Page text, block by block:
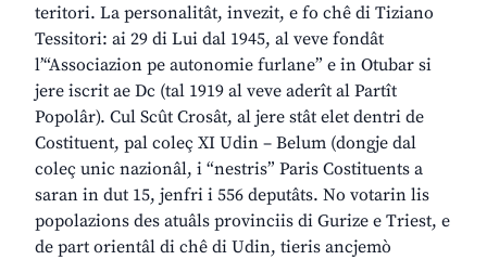
teritori. La personalitât, invezit, e fo chê di Tiziano
Tessitori: ai 29 di Lui dal 1945, al veve fondât
l’“Associazion pe autonomie furlane” e in Otubar si
jere iscrit ae Dc (tal 1919 al veve aderît al Partît
Popolâr). Cul Scût Crosât, al jere stât elet dentri de
Costituent, pal coleç XI Udin – Belum (dongje dal
coleç unic nazionâl, i “nestris” Paris Costituents a
saran in dut 15, jenfri i 556 deputâts. No votarin lis
popolazions des atuâls provinciis di Gurize e Triest, e
de part orientâl di chê di Udin, tieris ancjemò